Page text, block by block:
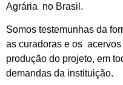
Agrária no Brasil.
Somos testemunhas da
as curadoras e os
produção do projeto, em
demandas da instituição.